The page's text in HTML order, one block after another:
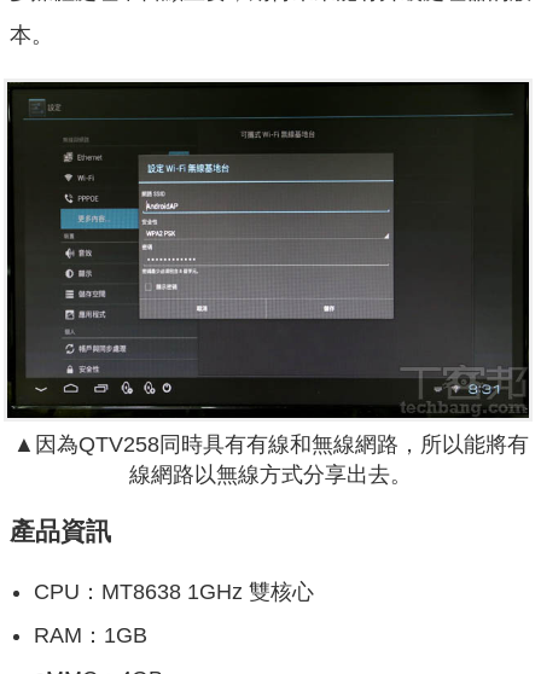
本。
▲因為QTV258同時具有有線和無線網路，所以能將有
線網路以無線方式分享出去。
產品資訊
CPU：MT8638 1GHz 雙核心
RAM：1GB